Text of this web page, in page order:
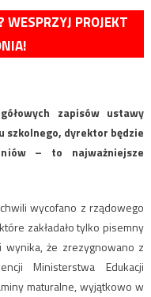
WESPRZYJ PROJEKT
zapisów ustawy
szkolnego, dyrektor będzie
– to najważniejsze
wycofano z rządowego
zakładało tylko pisemny
wynika, że zrezygnowano z
Ministerstwa Edukacji
maturalne, wyjątkowo w